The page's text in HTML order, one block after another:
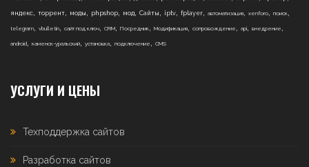
яндекс, торрент, моды , phpshop, мод, Сайты , iptv, fplayer, автоматизация, xenforo, поиск,
telegram, vbulletin, сайт под ключ, CRM, Посредник, Модификация, сопровождение , api, внедрение ,
android, каменск-уральский, установка, подключение , CMS
УСЛУГИ И ЦЕНЫ
Техподдержка сайтов
Разработка сайтов